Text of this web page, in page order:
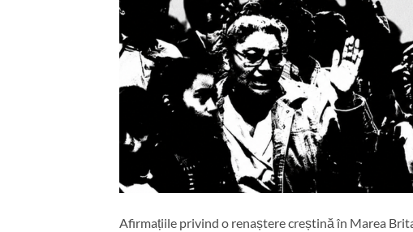
Afirmațiile privind o renaștere creștină în Marea